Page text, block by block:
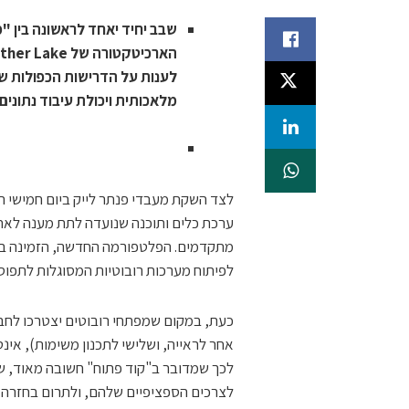
שבב יחיד יאחד לראשונה
הארכיטקטורה של Panther Lake שהוכרזה במקביל
לענות על הדרישות הכפולות
מלאכותית ויכולת עיבוד
ערכת כלים ותוכנה שנועדה לתת מענה
מתקדמים. הפלטפורמה החדשה, הזמינה
לפיתוח מערכות רובוטיות המסוגלות
כעת, במקום שמפתחי רובוטים יצטרכו
אחר לראייה, ושלישי לתכנון משימות),
לכך שמדובר ב"קוד פתוח" חשובה מאוד,
לצרכים הספציפיים שלהם, ולתרום בחזרה